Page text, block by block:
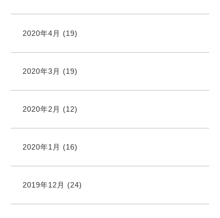
2020年4月 (19)
2020年3月 (19)
2020年2月 (12)
2020年1月 (16)
2019年12月 (24)